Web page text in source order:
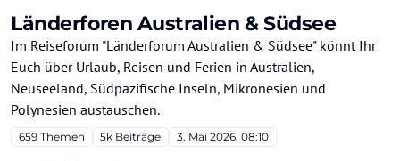
Länderforen Australien & Südsee
Im Reiseforum "Länderforum Australien & Südsee" könnt Ihr
Euch über Urlaub, Reisen und Ferien in Australien,
Neuseeland, Südpazifische Inseln, Mikronesien und
Polynesien austauschen.
659 Themen 5k Beiträge 3. Mai 2026, 08:10